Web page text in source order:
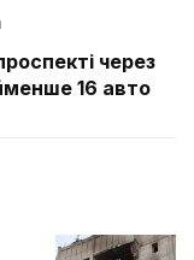
через
16 авто